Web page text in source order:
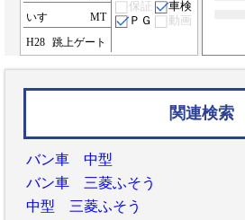
いすゞ
MT
H28
跳上ゲート
保証
車検
ＰＧ
動画
関連検索
バン車 中型
バン車 三菱ふそう
中型 三菱ふそう